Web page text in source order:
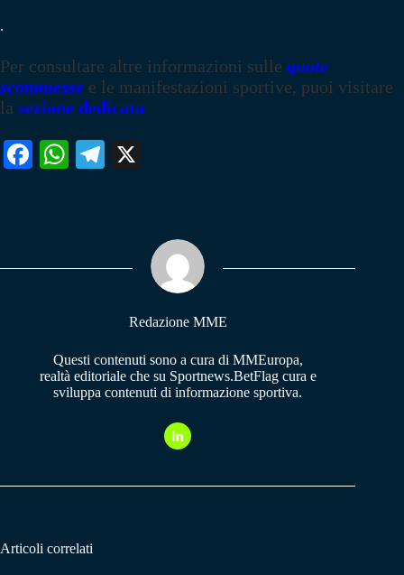
.
Per consultare altre informazioni sulle quote
scommesse e le manifestazioni sportive, puoi visitare
la sezione dedicata
Fa W
pp
Te
m
Redazione MME
Questi contenuti sono a cura di MMEuropa,
realtà editoriale che su Sportnews.BetFlag cura e
sviluppa contenuti di informazione sportiva.
Articoli correlati